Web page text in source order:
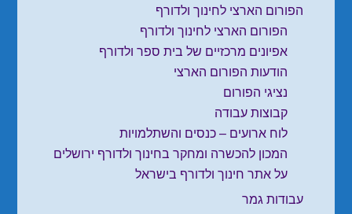
הפורום הארצי לחינוך ולדורף
הפורום הארצי לחינוך ולדורף
אפיונים מרכזיים של בית ספר ולדורף
הודעות הפורום הארצי
נציגי הפורום
קבוצות עבודה
לוח ארועים – כנסים והשתלמויות
המכון להכשרה ומחקר בחינוך ולדורף ירושלים
על אתר חינוך ולדורף בישראל
עבודות גמר